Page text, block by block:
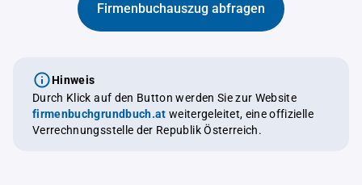
Firmenbuchauszug abfragen
Hinweis
Durch Klick auf den Button werden Sie zur Website
firmenbuchgrundbuch.at weitergeleitet, eine offizielle
Verrechnungsstelle der Republik Österreich.